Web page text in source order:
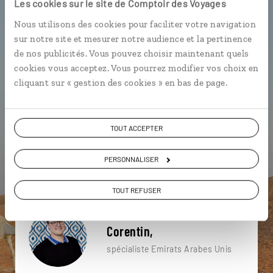
Les cookies sur le site de Comptoir des Voyages
Nous utilisons des cookies pour faciliter votre navigation
sur notre site et mesurer notre audience et la pertinence
de nos publicités. Vous pouvez choisir maintenant quels
cookies vous acceptez. Vous pourrez modifier vos choix en
cliquant sur « gestion des cookies » en bas de page.
TOUT ACCEPTER
PERSONNALISER
TOUT REFUSER
particulière ?
4x4 Burj Khalifa Désert
Désert de Dubaï Abu Dhabi
Corentin,
spécialiste Emirats Arabes Unis